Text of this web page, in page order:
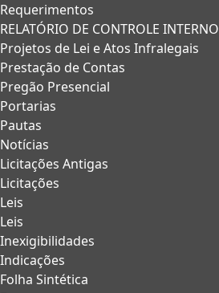
Requerimentos
RELATÓRIO DE CONTROLE INTERNO
Projetos de Lei e Atos Infralegais
Prestação de Contas
Pregão Presencial
Portarias
Pautas
Notícias
Licitações Antigas
Licitações
Leis
Leis
Inexigibilidades
Indicações
Folha Sintética